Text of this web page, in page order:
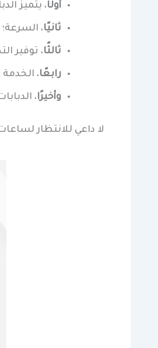
أولًا، يتميز
ثانيًا،
ثالثًا، توفير
رابعًا،
وأخيرًا،
لا داعي للانتظار